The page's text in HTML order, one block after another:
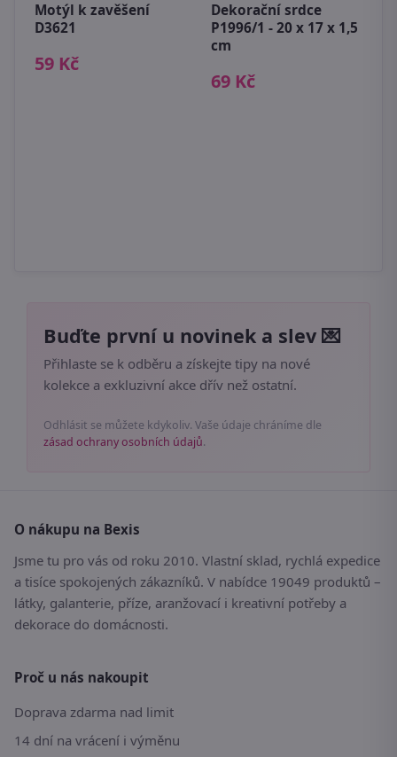
Motýl k zavěšení
D3621
59 Kč
Dekorační srdce
P1996/1 - 20 x 17 x 1,5
cm
69 Kč
Buďte první u novinek a slev 💌
Přihlaste se k odběru a získejte tipy na nové
kolekce a exkluzivní akce dřív než ostatní.
Odhlásit se můžete kdykoliv. Vaše údaje chráníme dle
zásad ochrany osobních údajů.
O nákupu na Bexis
Jsme tu pro vás od roku 2010. Vlastní sklad, rychlá expedice
a tisíce spokojených zákazníků. V nabídce 19049 produktů –
látky, galanterie, příze, aranžovací i kreativní potřeby a
dekorace do domácnosti.
Proč u nás nakoupit
Doprava zdarma nad limit
14 dní na vrácení i výměnu